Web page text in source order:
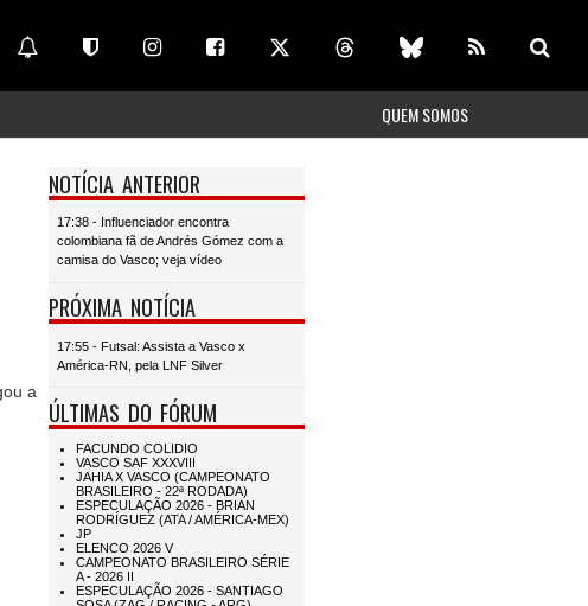
QUEM SOMOS
a
NOTÍCIA ANTERIOR
17:38 - Influenciador encontra
colombiana fã de Andrés Gómez com a
camisa do Vasco; veja vídeo
PRÓXIMA NOTÍCIA
17:55 - Futsal: Assista a Vasco x
América-RN, pela LNF Silver
ÚLTIMAS DO FÓRUM